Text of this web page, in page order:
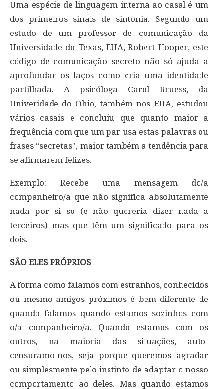
Uma espécie de linguagem interna ao casal é um
dos primeiros sinais de sintonia. Segundo um
estudo de um professor de comunicação da
Universidade do Texas, EUA, Robert Hooper, este
código de comunicação secreto não só ajuda a
aprofundar os laços como cria uma identidade
partilhada. A psicóloga Carol Bruess, da
Univeridade do Ohio, também nos EUA, estudou
vários casais e concluiu que quanto maior a
frequência com que um par usa estas palavras ou
frases “secretas”, maior também a tendência para
se afirmarem felizes.
Exemplo: Recebe uma mensagem do/a
companheiro/a que não significa absolutamente
nada por si só (e não quereria dizer nada a
terceiros) mas que têm um significado para os
dois.
SÃO ELES PRÓPRIOS
A forma como falamos com estranhos, conhecidos
ou mesmo amigos próximos é bem diferente de
quando falamos quando estamos sozinhos com
o/a companheiro/a. Quando estamos com os
outros, na maioria das situações, auto-
censuramo-nos, seja porque queremos agradar
ou simplesmente pelo instinto de adaptar o nosso
comportamento ao deles. Mas quando estamos